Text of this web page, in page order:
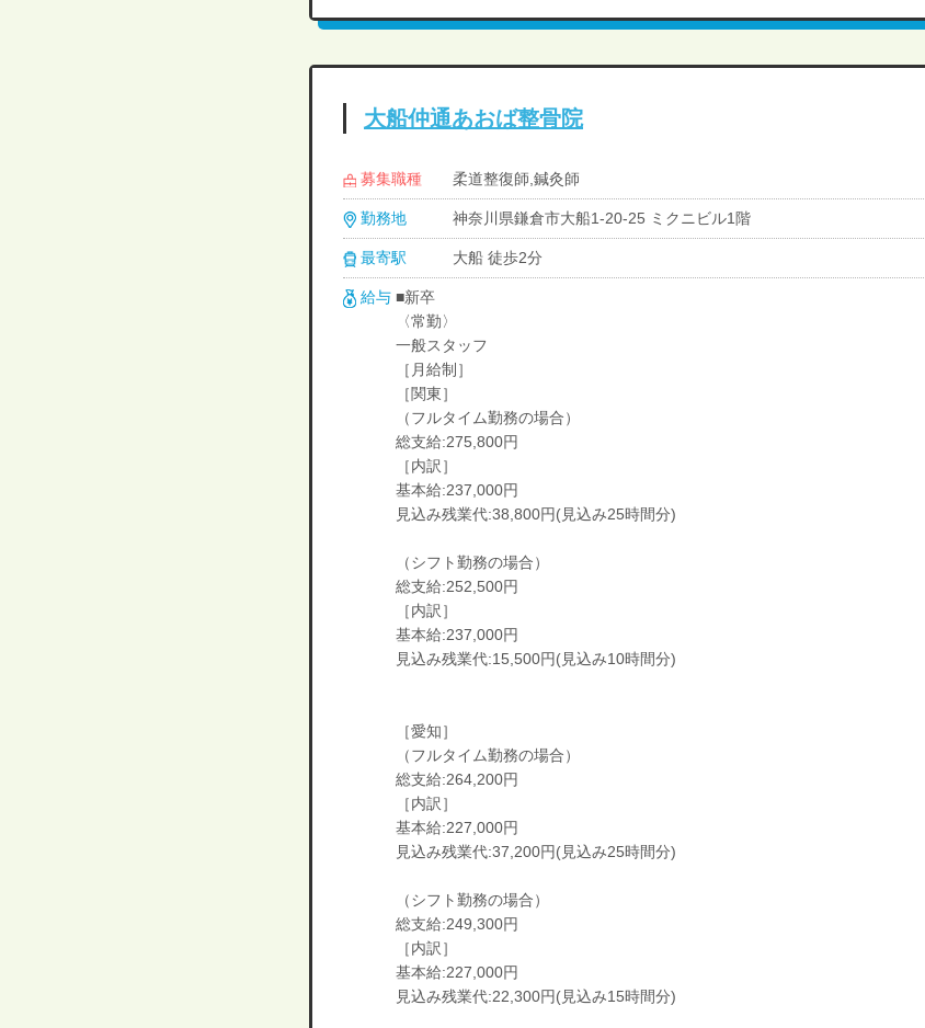
大船仲通あおば整骨院
募集職種 柔道整復師,鍼灸師
勤務地 神奈川県鎌倉市大船1-20-25 ミクニビル1階
最寄駅 大船 徒歩2分
給与 ■新卒
〈常勤〉
一般スタッフ
［月給制］
［関東］
（フルタイム勤務の場合）
総支給:275,800円
［内訳］
基本給:237,000円
見込み残業代:38,800円(見込み25時間分)
（シフト勤務の場合）
総支給:252,500円
［内訳］
基本給:237,000円
見込み残業代:15,500円(見込み10時間分)
［愛知］
（フルタイム勤務の場合）
総支給:264,200円
［内訳］
基本給:227,000円
見込み残業代:37,200円(見込み25時間分)
（シフト勤務の場合）
総支給:249,300円
［内訳］
基本給:227,000円
見込み残業代:22,300円(見込み15時間分)